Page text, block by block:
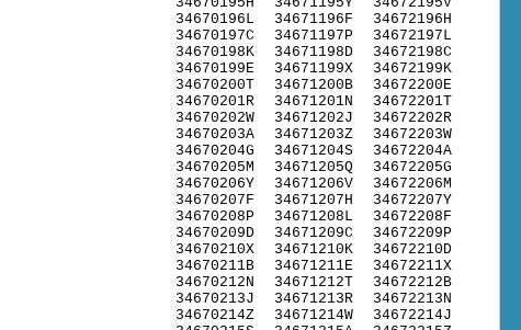
34670196L
34670197C
34670198K
34670199E
34670200T
34670201R
34670202W
34670203A
34670204G
34670205M
34670206Y
34670207F
34670208P
34670209D
34670210X
34670211B
34670212N
34670213J
34670214Z
34671196F
34671197P
34671198D
34671199X
34671200B
34671201N
34671202J
34671203Z
34671204S
34671205Q
34671206V
34671207H
34671208L
34671209C
34671210K
34671211E
34671212T
34671213R
34671214W
34672196H
34672197L
34672198C
34672199K
34672200E
34672201T
34672202R
34672203W
34672204A
34672205G
34672206M
34672207Y
34672208F
34672209P
34672210D
34672211X
34672212B
34672213N
34672214J